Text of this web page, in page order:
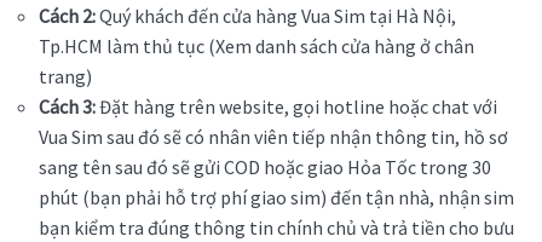
Cách 2:Quý khách đến cửa hàng Vua Sim tại Hà Nội,
Tp.HCM làm thủ tục (Xem danh sách cửa hàng ở chân
trang)
Cách 3:Đặt hàng trên website, gọi hotline hoặc chat với
Vua Sim sau đó sẽ có nhân viên tiếp nhận thông tin, hồ sơ
sang tên sau đó sẽ gửi COD hoặc giao Hỏa Tốc trong 30
phút (bạn phải hỗ trợ phí giao sim) đến tận nhà, nhận sim
bạn kiểm tra đúng thông tin chính chủ và trả tiền cho bưu